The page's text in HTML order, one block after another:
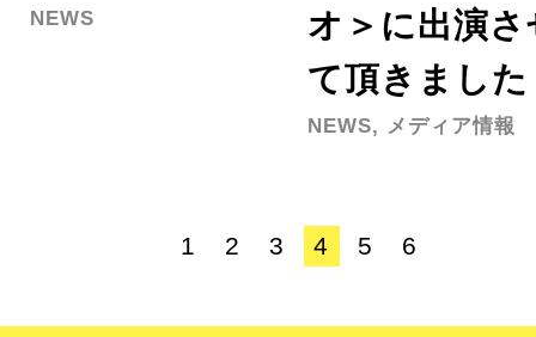
NEWS
オ＞に出演さ
て頂きました
NEWS, メディア情報
1 2 3 4 5 6